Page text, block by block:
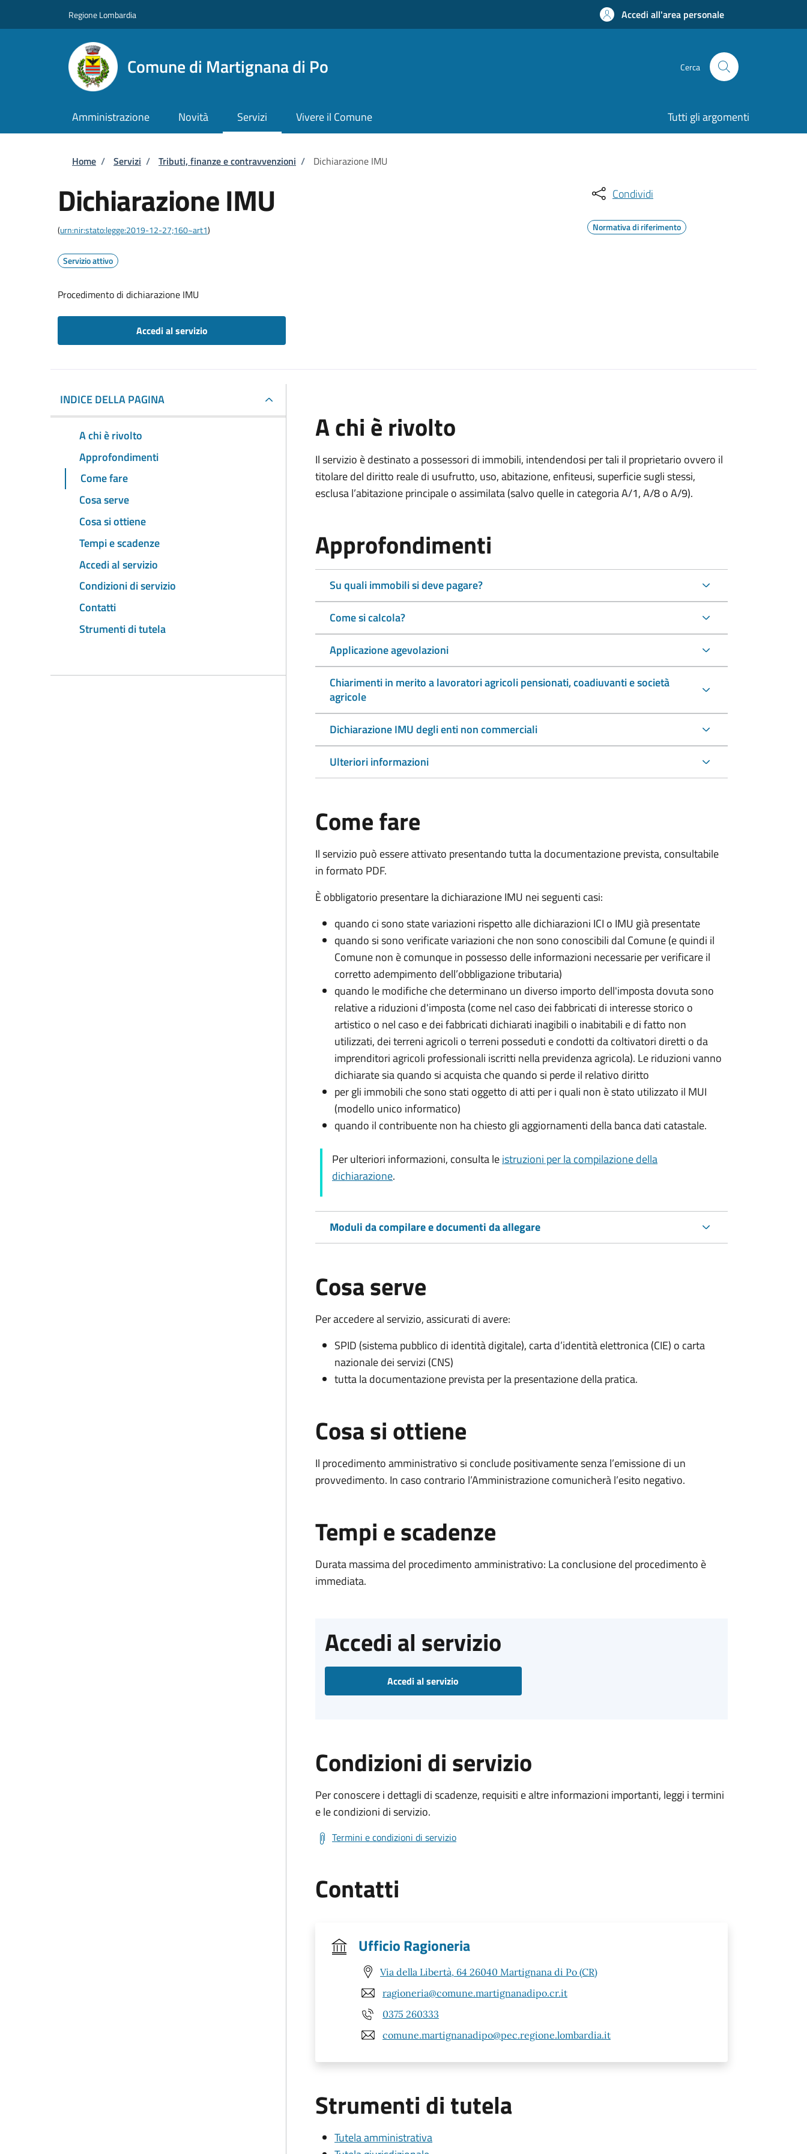
Regione Lombardia Accedi all'area personale
Comune di Martignana di Po Cerca
Amministrazione Novità Servizi Vivere il Comune Tutti gli argomenti
Briciole di pane
Home / Servizi / Tributi, finanze e contravvenzioni / Dichiarazione IMU
Dichiarazione IMU
(urn:nir:stato:legge:2019-12-27;160~art1)
Servizio attivo
Procedimento di dichiarazione IMU
Accedi al servizio
Condividi
Normativa di riferimento
INDICE DELLA PAGINA
A chi è rivolto
Approfondimenti
Come fare
Cosa serve
Cosa si ottiene
Tempi e scadenze
Accedi al servizio
Condizioni di servizio
Contatti
Strumenti di tutela
A chi è rivolto
Il servizio è destinato apossessori di immobili, intendendosi per tali il proprietario ovvero il
titolare del diritto reale di usufrutto, uso, abitazione, enfiteusi, superficie sugli stessi,
esclusa l’abitazione principale o assimilata (salvo quelle in categoria A/1, A/8 o A/9).
Approfondimenti
Su quali immobili si deve pagare?
Come si calcola?
Applicazione agevolazioni
Chiarimenti in merito a lavoratori agricoli pensionati, coadiuvanti e società
agricole
Dichiarazione IMU degli enti non commerciali
Ulteriori informazioni
Come fare
Il servizio può essere attivato presentando tutta la documentazione prevista, consultabile
in formato PDF.
È obbligatorio presentare la dichiarazione IMU nei seguenti casi:
quando ci sono state variazioni rispetto alle dichiarazioni ICI o IMU già presentate
quando si sono verificate variazioni che non sono conoscibili dal Comune (e quindi il
Comune non è comunque in possesso delle informazioni necessarie per verificare il
corretto adempimento dell’obbligazione tributaria)
quando le modifiche che determinano un diverso importo dell'imposta dovuta sono
relative a riduzioni d'imposta (come nel caso dei fabbricati di interesse storico o
artistico o nel caso e dei fabbricati dichiarati inagibili o inabitabili e di fatto non
utilizzati, dei terreni agricoli o terreni posseduti e condotti da coltivatori diretti o da
imprenditori agricoli professionali iscritti nella previdenza agricola). Le riduzioni vanno
dichiarate sia quando si acquista che quando si perde il relativo diritto
per gli immobili che sono stati oggetto di atti per i quali non è stato utilizzato il MUI
(modello unico informatico)
quando il contribuente non ha chiesto gli aggiornamenti della banca dati catastale.
Per ulteriori informazioni, consulta leistruzioni per la compilazione della
dichiarazione.
Moduli da compilare e documenti da allegare
Cosa serve
Per accedere al servizio, assicurati di avere:
SPID (sistema pubblico di identità digitale), carta d’identità elettronica (CIE) o carta
nazionale dei servizi (CNS)
tutta la documentazione prevista per la presentazione della pratica.
Cosa si ottiene
Il procedimento amministrativo si conclude positivamente senza l’emissione di un
provvedimento. In caso contrario l’Amministrazione comunicherà l’esito negativo.
Tempi e scadenze
Durata massima del procedimento amministrativo: La conclusione del procedimento è
immediata.
Accedi al servizio
Accedi al servizio
Condizioni di servizio
Per conoscere i dettagli di scadenze, requisiti e altre informazioni importanti, leggi i termini
e le condizioni di servizio.
Termini e condizioni di servizio
Contatti
Ufficio Ragioneria
Via della Libertà, 64 26040 Martignana di Po (CR)
ragioneria@comune.martignanadipo.cr.it
0375 260333
comune.martignanadipo@pec.regione.lombardia.it
Strumenti di tutela
Tutela amministrativa